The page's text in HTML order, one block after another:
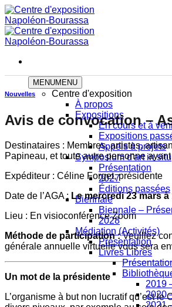
Skip
to
content
MENUMENU
Centre d'exposition
À propos
Expositions
En cours et à
Expositions
Appels à projets
Symposium d'art in situ
Présentation
2027
Éditions passées
Biennale
Biennale –
2028
Médiation (Activités)
Présentation
Livres Libres
2019
2020
2021
Nouvelles
Avis de convocation –
Destinataires : Membres, artistes,
Papineau, et toute autre personne
Expéditeur : Céline Forget, présidente
Date de l’AGA : Le mercredi 23 mars à
Lieu : En visioconférence Zoom
Méthode de participation :Veuillez
générale annuelle virtuelle vous sera
Un mot de la présidente
L’organisme à but non lucratif qu’est